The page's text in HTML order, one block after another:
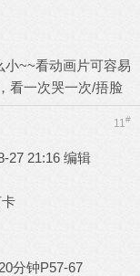
小~~看动画片可容易
看一次哭一次/捂脸
11#
27 21:16 编辑
分钟P57-67